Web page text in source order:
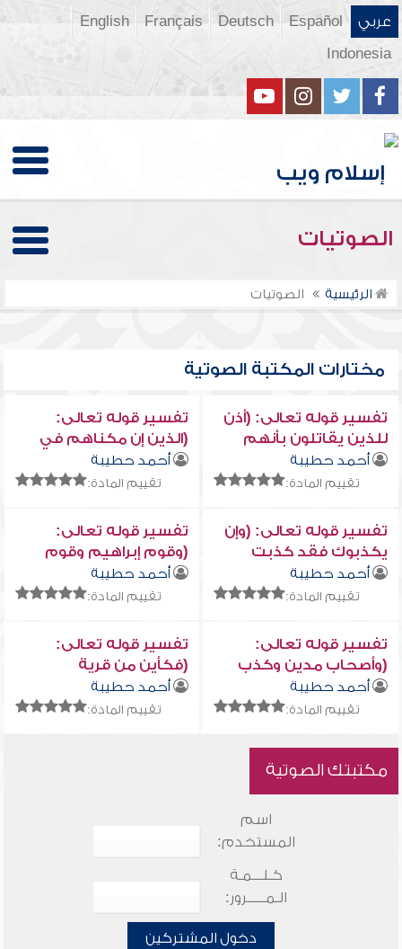
عربي Español
Deutsch
Français
English
Indonesia
الصوتيات
الرئيسية الصوتيات
مختارات المكتبة الصوتية
تفسير قوله تعالى: (أذن
للذين يقاتلون بأنهم
ظلموا ...)
أحمد حطيبة
تقييم المادة:
تفسير قوله تعالى:
(الذين إن مكناهم في
الأرض أقاموا الصلاة...)
أحمد حطيبة
تقييم المادة:
تفسير قوله تعالى: (وإن
يكذبوك فقد كذبت
قبلهم قوم نوح...)
أحمد حطيبة
تقييم المادة:
تفسير قوله تعالى:
(وقوم إبراهيم وقوم
لوط)أحمد حطيبة
تقييم المادة:
تفسير قوله تعالى:
(وأصحاب مدين وكذب
موسى...)
أحمد حطيبة
تقييم المادة:
تفسير قوله تعالى:
(فكأين من قرية
أهلكناها وهي ظالمة...)
أحمد حطيبة
تقييم المادة:
مكتبتك الصوتية
اسم
المستخدم:
كـلـــمـة
الـمـــــرور:
دخول المشتركين